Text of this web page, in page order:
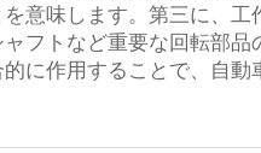
意味します。第三に、
フトなど重要な回転部
に作用することで、自